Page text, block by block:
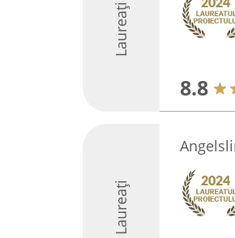
Laureați
8.8
Laureați